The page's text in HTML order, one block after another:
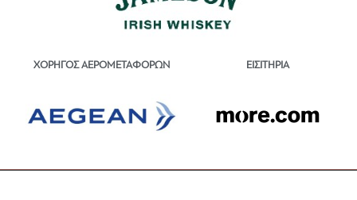
ΧΟΡΗΓΟΣ ΑΕΡΟΜΕΤΑΦΟΡΩΝ ΕΙΣΙΤΗΡΙΑ